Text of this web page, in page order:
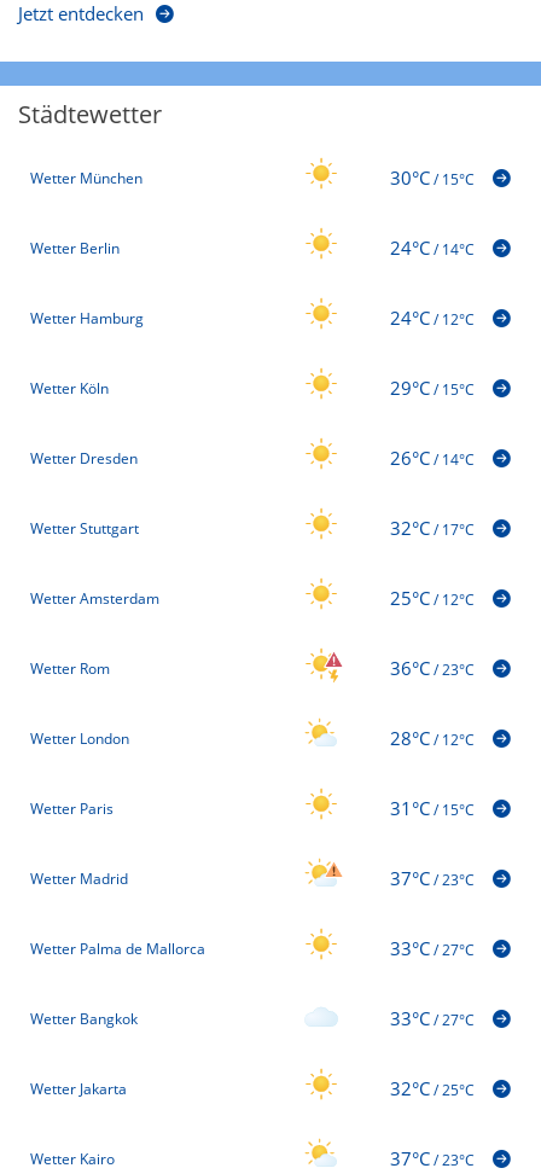
Jetzt entdecken
Städtewetter
Wetter München 30°C/15°C
Wetter Berlin 24°C/14°C
Wetter Hamburg 24°C/12°C
Wetter Köln 29°C/15°C
Wetter Dresden 26°C/14°C
Wetter Stuttgart 32°C/17°C
Wetter Amsterdam 25°C/12°C
Wetter Rom 36°C/23°C
Wetter London 28°C/12°C
Wetter Paris 31°C/15°C
Wetter Madrid 37°C/23°C
Wetter Palma de Mallorca 33°C/27°C
Wetter Bangkok 33°C/27°C
Wetter Jakarta 32°C/25°C
Wetter Kairo 37°C/23°C